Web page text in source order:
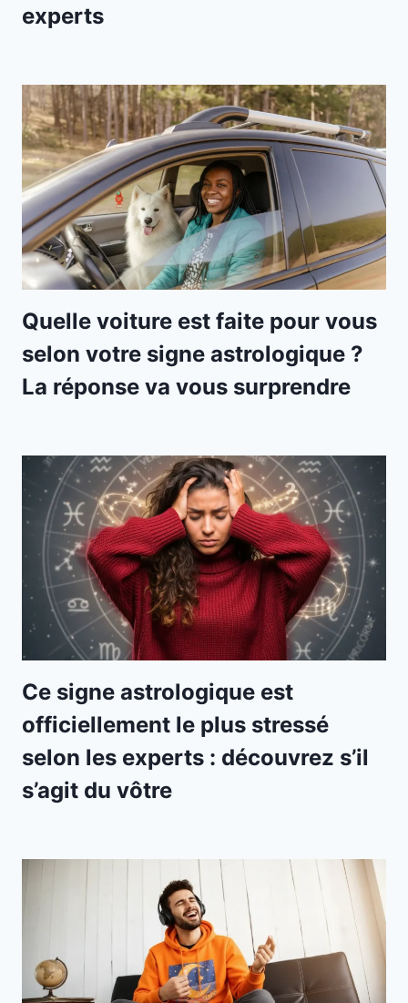
experts
Quelle voiture est faite pour vous
selon votre signe astrologique ?
La réponse va vous surprendre
Ce signe astrologique est
officiellement le plus stressé
selon les experts : découvrez s’il
s’agit du vôtre